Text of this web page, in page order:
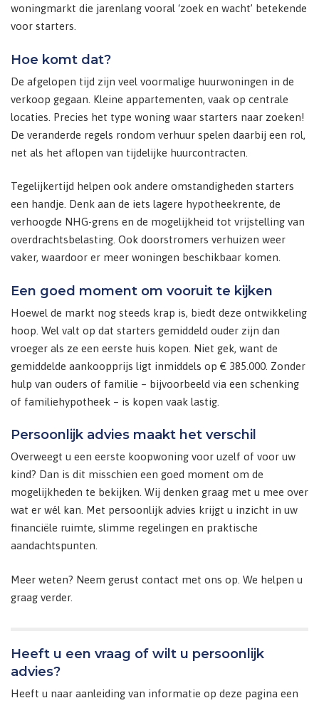
woningmarkt die jarenlang vooral ‘zoek en wacht’ betekende
voor starters.
Hoe komt dat?
De afgelopen tijd zijn veel voormalige huurwoningen in de
verkoop gegaan. Kleine appartementen, vaak op centrale
locaties. Precies het type woning waar starters naar zoeken!
De veranderde regels rondom verhuur spelen daarbij een rol,
net als het aflopen van tijdelijke huurcontracten.
Tegelijkertijd helpen ook andere omstandigheden starters
een handje. Denk aan de iets lagere hypotheekrente, de
verhoogde NHG-grens en de mogelijkheid tot vrijstelling van
overdrachtsbelasting. Ook doorstromers verhuizen weer
vaker, waardoor er meer woningen beschikbaar komen.
Een goed moment om vooruit te kijken
Hoewel de markt nog steeds krap is, biedt deze ontwikkeling
hoop. Wel valt op dat starters gemiddeld ouder zijn dan
vroeger als ze een eerste huis kopen. Niet gek, want de
gemiddelde aankoopprijs ligt inmiddels op € 385.000. Zonder
hulp van ouders of familie – bijvoorbeeld via een schenking
of familiehypotheek – is kopen vaak lastig.
Persoonlijk advies maakt het verschil
Overweegt u een eerste koopwoning voor uzelf of voor uw
kind? Dan is dit misschien een goed moment om de
mogelijkheden te bekijken. Wij denken graag met u mee over
wat er wél kan. Met persoonlijk advies krijgt u inzicht in uw
financiële ruimte, slimme regelingen en praktische
aandachtspunten.
Meer weten? Neem gerust contact met ons op. We helpen u
graag verder.
Heeft u een vraag of wilt u persoonlijk
advies?
Heeft u naar aanleiding van informatie op deze pagina een